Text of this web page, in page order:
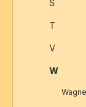
S
T
V
W